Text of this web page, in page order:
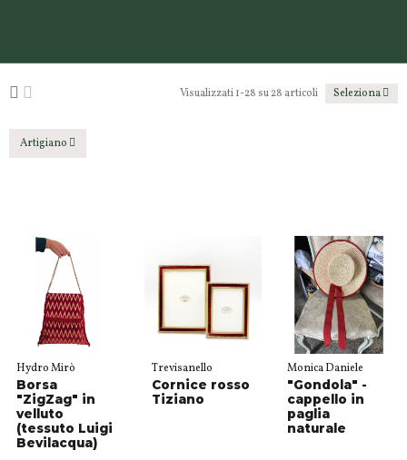
Visualizzati 1-28 su 28 articoli Seleziona
Artigiano
Hydro Mirò
Borsa
"ZigZag" in
velluto
(tessuto Luigi
Bevilacqua)
Trevisanello
Cornice rosso
Tiziano
Monica Daniele
"Gondola" -
cappello in
paglia
naturale